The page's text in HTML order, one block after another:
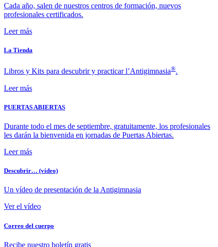
Cada año, salen de nuestros centros de formación, nuevos
profesionales certificados.
Leer más
La Tienda
Libros y Kits para descubrir y practicar l’Antigimnasia®.
Leer más
PUERTAS ABIERTAS
Durante todo el mes de septiembre, gratuitamente, los profesionales
les darán la bienvenida en jornadas de Puertas Abiertas.
Leer más
Descubrir… (vídeo)
Un vídeo de presentación de la Antigimnasia
Ver el vídeo
Correo del cuerpo
Recibe nuestro boletín gratis